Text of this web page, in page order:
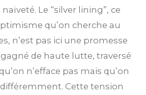
Le “silver lining”, ce
qu’on cherche au
n’est pas ici une promesse
de haute lutte, traversé
n’efface pas mais qu’on
Cette tension